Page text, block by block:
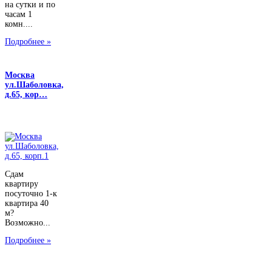
на сутки и по
часам 1
комн....
Подробнее »
Москва
ул.Шаболовка,
д.65, кор…
Сдам
квартиру
посуточно 1-к
квартира 40
м?
Возможно...
Подробнее »